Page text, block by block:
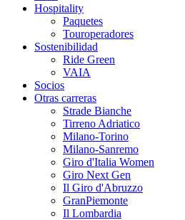
Hospitality
Paquetes
Touroperadores
Sostenibilidad
Ride Green
VAIA
Socios
Otras carreras
Strade Bianche
Tirreno Adriatico
Milano-Torino
Milano-Sanremo
Giro d'Italia Women
Giro Next Gen
Il Giro d'Abruzzo
GranPiemonte
Il Lombardia